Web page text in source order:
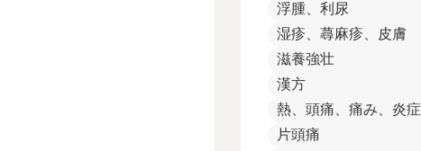
浮腫、利尿
湿疹、蕁麻疹、皮膚
滋養強壮
漢方
熱、頭痛、痛み、炎症
片頭痛